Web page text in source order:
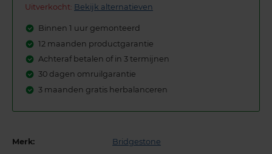
Uitverkocht: Bekijk alternatieven
Binnen 1 uur gemonteerd
12 maanden productgarantie
Achteraf betalen of in 3 termijnen
30 dagen omruilgarantie
3 maanden gratis herbalanceren
Merk: Bridgestone